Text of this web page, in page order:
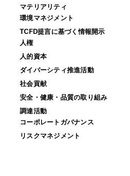
マテリアリティ
環境マネジメント
TCFD提言に基づく情報開示
人権
人的資本
ダイバーシティ推進活動
社会貢献
安全・健康・品質の取り組み
調達活動
コーポレートガバナンス
リスクマネジメント